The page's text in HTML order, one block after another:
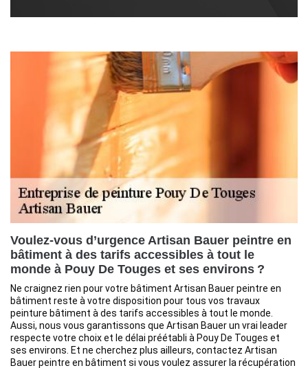
Voulez-vous d’urgence Artisan Bauer peintre en
bâtiment à des tarifs accessibles à tout le
monde à Pouy De Touges et ses environs ?
Ne craignez rien pour votre bâtiment Artisan Bauer peintre en
bâtiment reste à votre disposition pour tous vos travaux
peinture bâtiment à des tarifs accessibles à tout le monde.
Aussi, nous vous garantissons que Artisan Bauer un vrai leader
respecte votre choix et le délai préétabli à Pouy De Touges et
ses environs. Et ne cherchez plus ailleurs, contactez Artisan
Bauer peintre en bâtiment si vous voulez assurer la récupération